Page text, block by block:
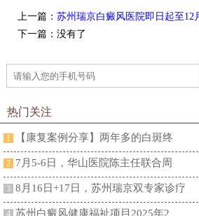
上一篇：苏州瑞京白癜风医院即日起至12
下一篇：没有了
热门关注
1 【康复案例分享】两年多的白斑终
2 7月5-6日，华山医院陈主任联合周
3 8月16日+17日，苏州瑞京双专家诊疗
4 苏州白癜风健康福祉项目2025年2